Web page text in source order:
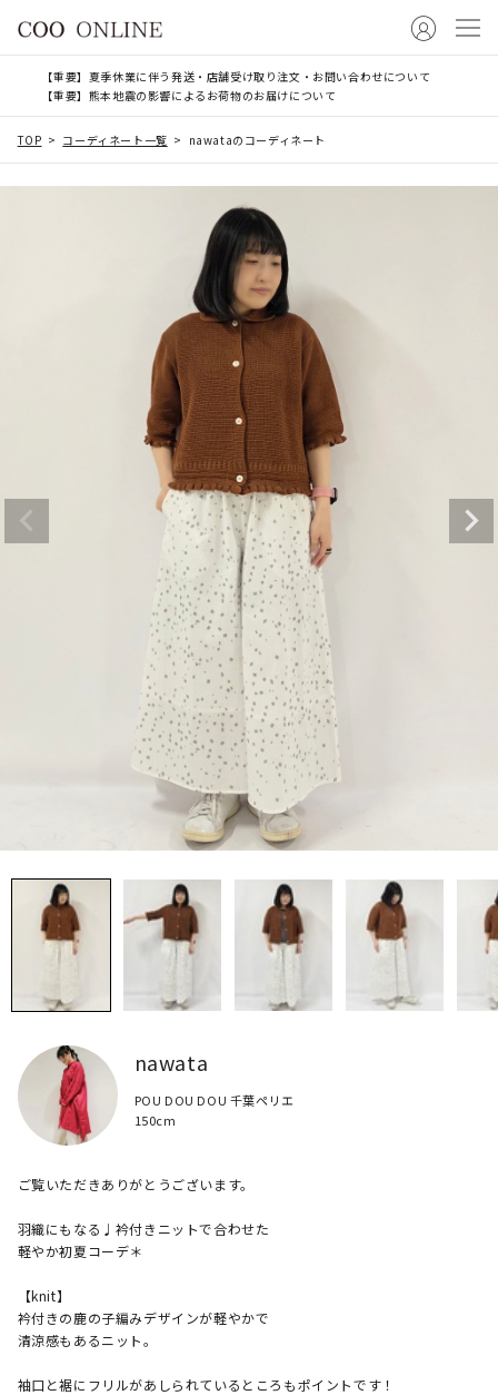
【重要】夏季休業に伴う発送・店舗受け取り注文・お問い合わせについて
【重要】熊本地震の影響によるお荷物のお届けについて
TOP コーディネート一覧 nawataのコーディネート
nawata
POU DOU DOU 千葉ペリエ
150cm
ご覧いただきありがとうございます。
羽織にもなる♩衿付きニットで合わせた
軽やか初夏コーデ＊
【knit】
衿付きの鹿の子編みデザインが軽やかで
清涼感もあるニット。
袖口と裾にフリルがあしられているところもポイントです！